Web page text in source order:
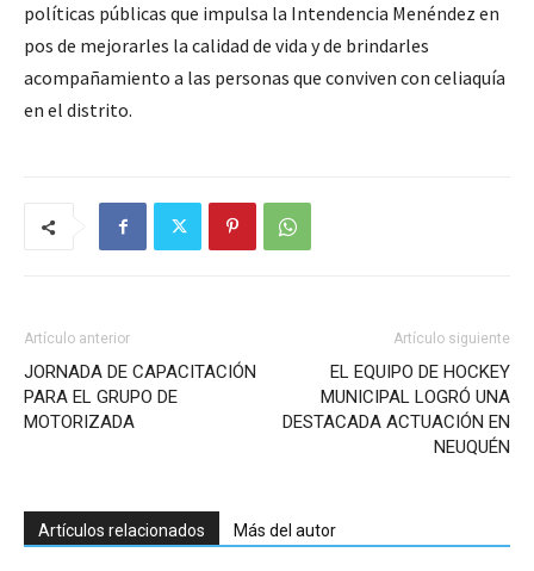
políticas públicas que impulsa la Intendencia Menéndez en
pos de mejorarles la calidad de vida y de brindarles
acompañamiento a las personas que conviven con celiaquía
en el distrito.
Artículo anterior
JORNADA DE CAPACITACIÓN
PARA EL GRUPO DE
MOTORIZADA
Artículo siguiente
EL EQUIPO DE HOCKEY
MUNICIPAL LOGRÓ UNA
DESTACADA ACTUACIÓN EN
NEUQUÉN
Artículos relacionados Más del autor